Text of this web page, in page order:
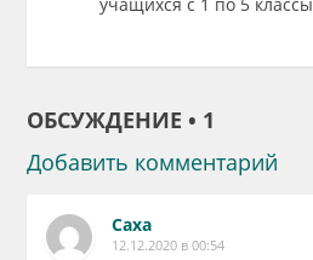
ОБСУЖДЕНИЕ • 1
Добавить комментарий
Саха
12.12.2020 в 00:54